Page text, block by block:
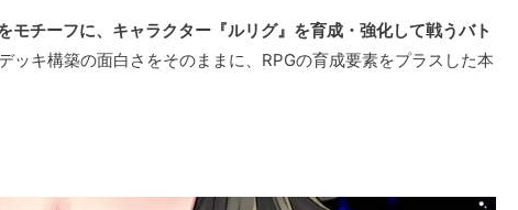
チーフに、キャラクター『ルリグ』を育成・強化して戦うバト
ッキ構築の面白さをそのままに、RPGの育成要素をプラスした本